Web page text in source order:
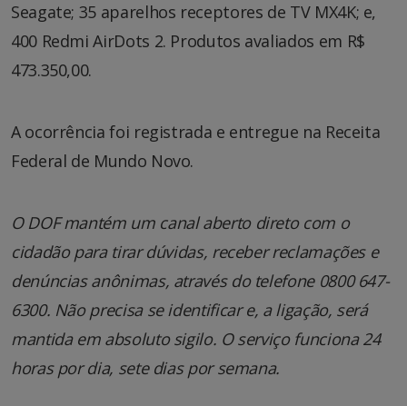
Seagate; 35 aparelhos receptores de TV MX4K; e,
400 Redmi AirDots 2. Produtos avaliados em R$
473.350,00.
A ocorrência foi registrada e entregue na Receita
Federal de Mundo Novo.
O DOF mantém um canal aberto direto com o
cidadão para tirar dúvidas, receber reclamações e
denúncias anônimas, através do telefone 0800 647-
6300. Não precisa se identificar e, a ligação, será
mantida em absoluto sigilo. O serviço funciona 24
horas por dia, sete dias por semana.